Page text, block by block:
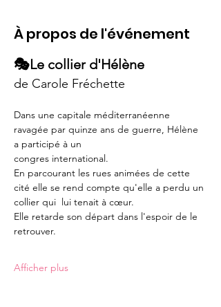
À propos de l'événement
🎭Le collier d'Hélène
de Carole Fréchette
Dans une capitale méditerranéenne
ravagée par quinze ans de guerre, Hélène
a participé à un
congres international.
En parcourant les rues animées de cette
cité elle se rend compte qu'elle a perdu un
collier qui  lui tenait à cœur.
Elle retarde son départ dans l'espoir de le
retrouver.
Afficher plus